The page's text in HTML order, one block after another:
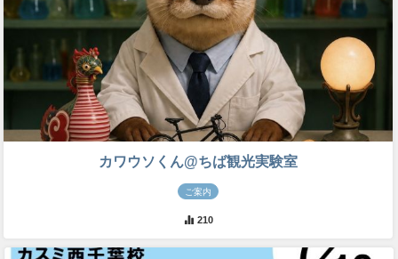
カワウソくん@ちば観光実験室
ご案内
210